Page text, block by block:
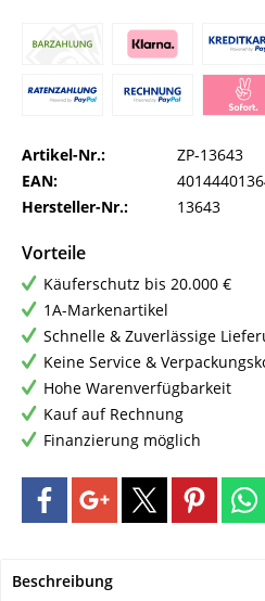
Artikel-Nr.:
ZP-13643
EAN:
Hersteller-Nr.:
13643
Vorteile
Käuferschutz bis 20.000 €
1A-Markenartikel
Schnelle & Zuverlässige
Keine Service &
Hohe Warenverfügbarkeit
Kauf auf Rechnung
Finanzierung möglich
Beschreibung